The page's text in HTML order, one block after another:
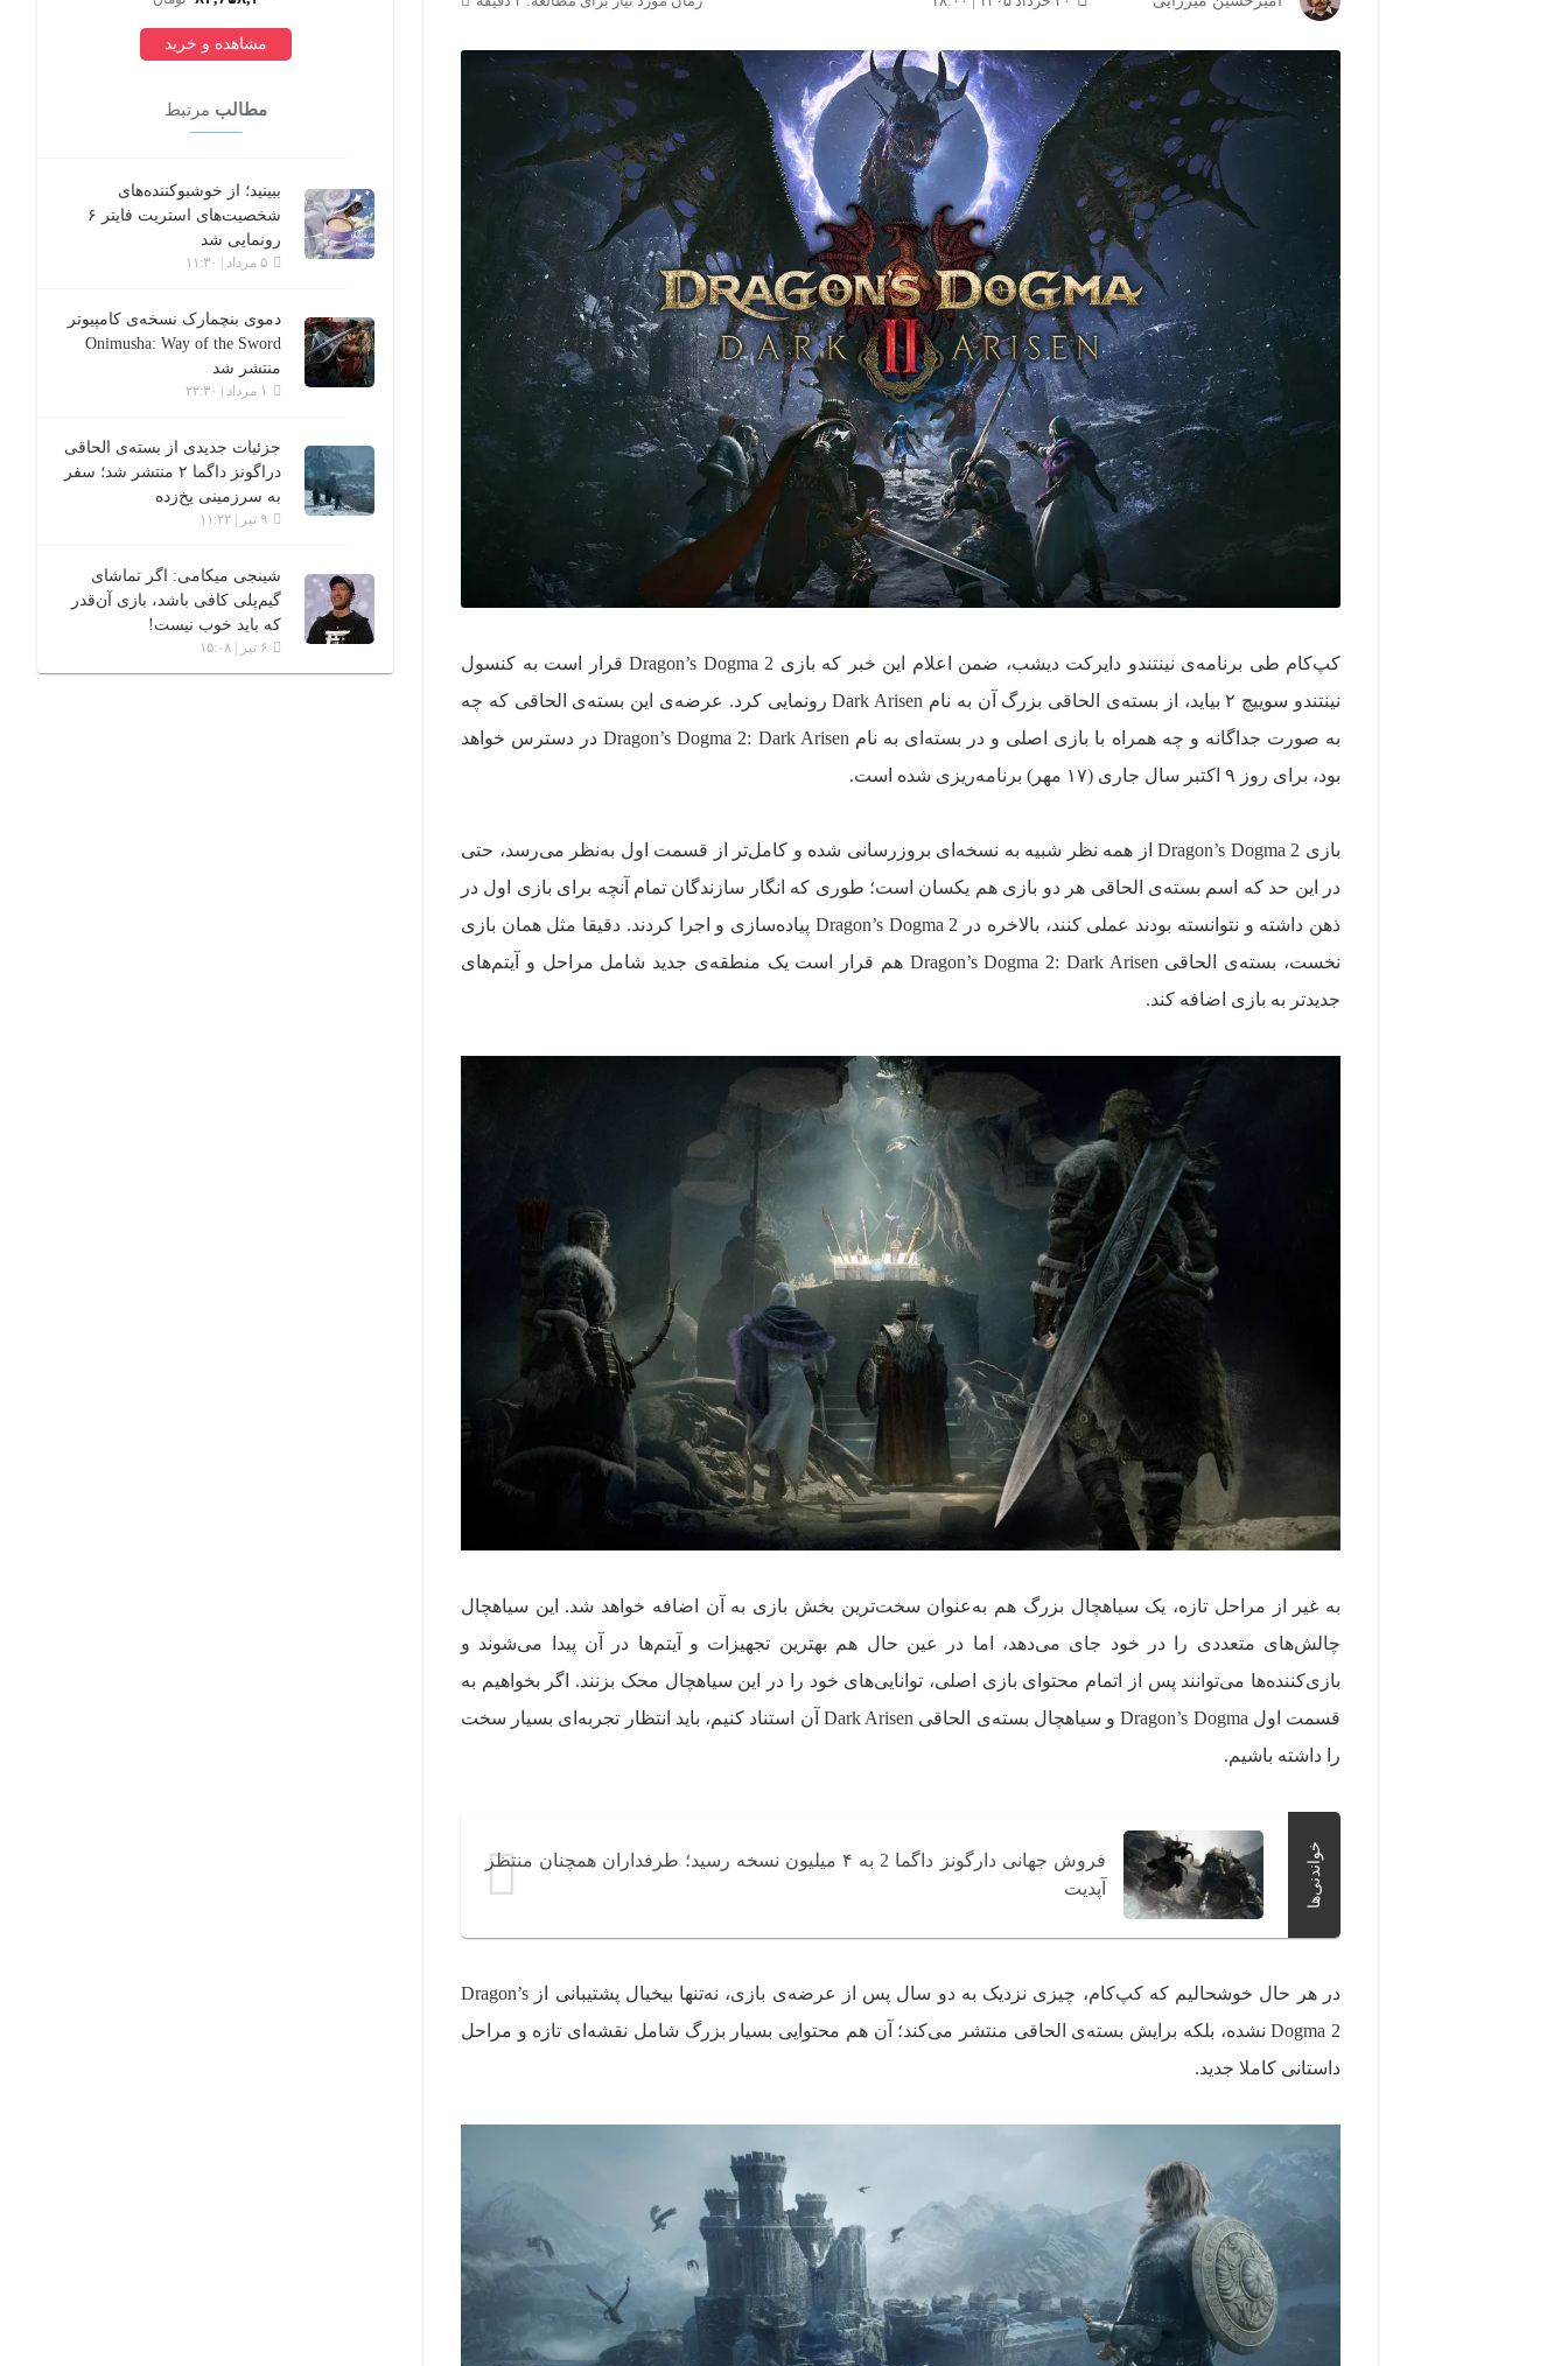
کپ‌کام طی برنامه‌ی نینتندو دایرکت دیشب، ضمن اعلام این خبر که بازی Dragon’s Dogma 2 قرار است به کنسول
نینتندو سوییچ ۲ بیاید، از بسته‌ی الحاقی بزرگ آن به نام Dark Arisen رونمایی کرد. عرضه‌ی این بسته‌ی الحاقی که چه
به صورت جداگانه و چه همراه با بازی اصلی و در بسته‌ای به نام Dragon’s Dogma 2: Dark Arisen در دسترس خواهد
بود، برای روز ۹ اکتبر سال جاری (۱۷ مهر) برنامه‌ریزی شده است.
بازی Dragon’s Dogma 2 از همه نظر شبیه به نسخه‌ای بروزرسانی شده و کامل‌تر از قسمت اول به‌نظر می‌رسد، حتی
در این حد که اسم بسته‌ی الحاقی هر دو بازی هم یکسان است؛ طوری که انگار سازندگان تمام آنچه برای بازی اول در
ذهن داشته و نتوانسته بودند عملی کنند، بالاخره در Dragon’s Dogma 2 پیاده‌سازی و اجرا کردند. دقیقا مثل همان بازی
نخست، بسته‌ی الحاقی Dragon’s Dogma 2: Dark Arisen هم قرار است یک منطقه‌ی جدید شامل مراحل و آیتم‌های
جدیدتر به بازی اضافه کند.
به غیر از مراحل تازه، یک سیاهچال بزرگ هم به‌عنوان سخت‌ترین بخش بازی به آن اضافه خواهد شد. این سیاهچال
چالش‌های متعددی را در خود جای می‌دهد، اما در عین حال هم بهترین تجهیزات و آیتم‌ها در آن پیدا می‌شوند و
بازی‌کننده‌ها می‌توانند پس از اتمام محتوای بازی اصلی، توانایی‌های خود را در این سیاهچال محک بزنند. اگر بخواهیم به
قسمت اول Dragon’s Dogma و سیاهچال بسته‌ی الحاقی Dark Arisen آن استناد کنیم، باید انتظار تجربه‌ای بسیار سخت
را داشته باشیم.
خواندنی‌ها
فروش جهانی دارگونز داگما 2 به ۴ میلیون نسخه رسید؛ طرفداران همچنان منتظر
آپدیت
در هر حال خوشحالیم که کپ‌کام، چیزی نزدیک به دو سال پس از عرضه‌ی بازی، نه‌تنها بیخیال پشتیبانی از Dragon’s
Dogma 2 نشده، بلکه برایش بسته‌ی الحاقی منتشر می‌کند؛ آن هم محتوایی بسیار بزرگ شامل نقشه‌ای تازه و مراحل
داستانی کاملا جدید.
مشاهده و خرید
مطالب مرتبط
ببینید؛ از خوشبوکننده‌های
شخصیت‌های استریت فایتر ۶
رونمایی شد
۵ مرداد | ۱۱:۳۰
دموی بنچمارک نسخه‌ی کامپیوتر
Onimusha: Way of the Sword
منتشر شد
۱ مرداد | ۲۲:۳۰
جزئیات جدیدی از بسته‌ی الحاقی
دراگونز داگما ۲ منتشر شد؛ سفر
به سرزمینی یخ‌زده
۹ تیر | ۱۱:۲۲
شینجی میکامی: اگر تماشای
گیم‌پلی کافی باشد، بازی آن‌قدر
که باید خوب نیست!
۶ تیر | ۱۵:۰۸